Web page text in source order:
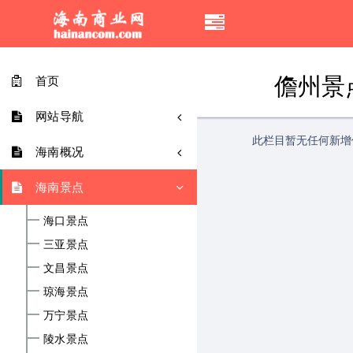
移
动
首页
网站导航
海南概况
海南景点
海口景点
三亚景点
文昌景点
琼海景点
万宁景点
陵水景点
儋州景
此栏目暂无任何新